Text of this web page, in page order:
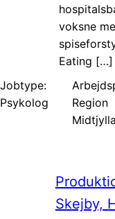
voksne
Eating […]
Jobtype:
Psykolog
Region
Skejby,